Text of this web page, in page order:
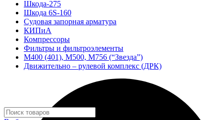
Шкода-275
Шкода 6S-160
Судовая запорная арматура
КИПиА
Компрессоры
Фильтры и фильтроэлементы
М400 (401), М500, М756 (“Звезда”)
Движительно – рулевой комплекс (ДРК)